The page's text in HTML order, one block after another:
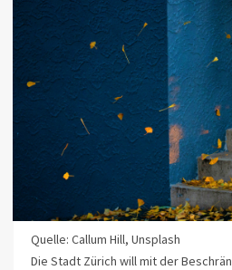
Quelle: Callum Hill, Unsplash
Die Stadt Zürich will mit der